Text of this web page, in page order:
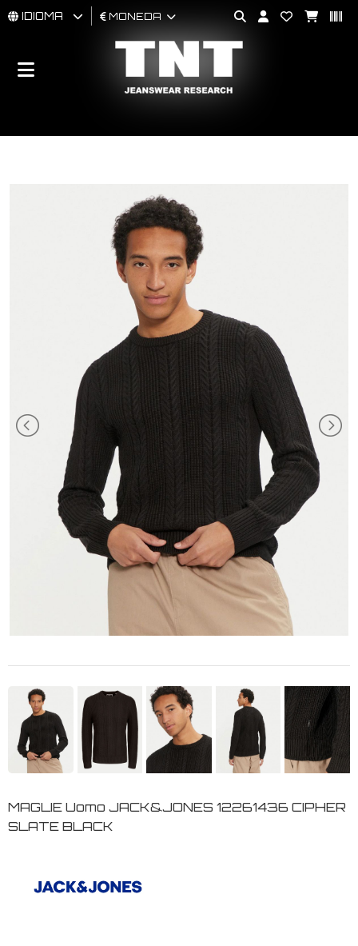
HOMBRES
BRAND
IDIOMA MONEDA
MAGLIE Uomo JACK&JONES 12261436 CIPHER
SLATE BLACK